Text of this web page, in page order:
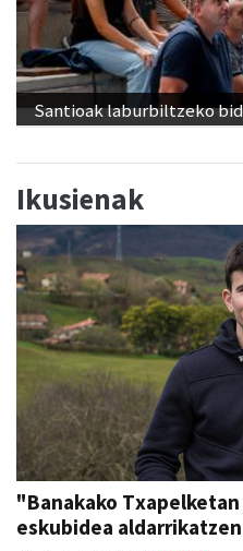
Santioak laburbiltzeko
Ikusienak
"Banakako
eskubidea